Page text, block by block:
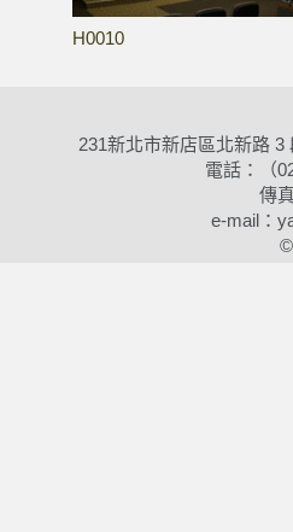
H0010
231新北市新店區北新路
電話：（
傳
e-mail：